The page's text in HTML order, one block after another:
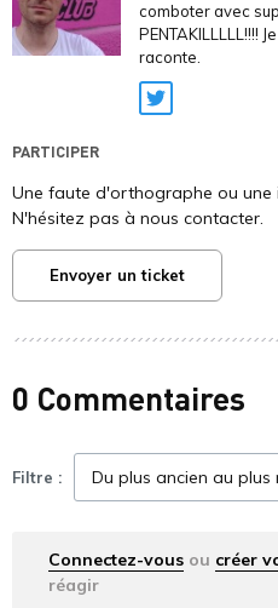
comboter avec
PENTAKILLLLL!!!!
raconte.
Twitter
PARTICIPER
Une faute d'orthographe ou une
N'hésitez pas à nous contacter.
Envoyer un ticket
0 Commentaires
Filtre :
Connectez-vous ou créer
réagir